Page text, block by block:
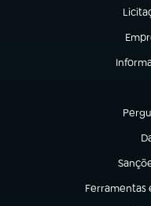
(abre
(abre
(abre
(abre
Ferramentas
(abre em